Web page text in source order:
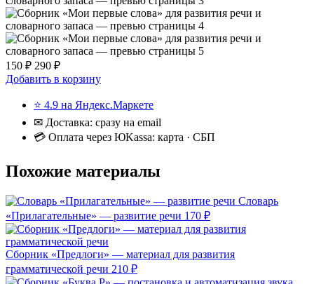
150 ₽ 290 ₽
Добавить в корзину
⭐ 4.9 на Яндекс.Маркете
✉ Доставка: сразу на email
💳 Оплата через ЮKassa: карта · СБП
Похожие материалы
Словарь
«Прилагательные» — развитие речи 170 ₽
Сборник «Предлоги» — материал для развития
грамматической речи 210 ₽